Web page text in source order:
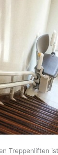
Treppenliften